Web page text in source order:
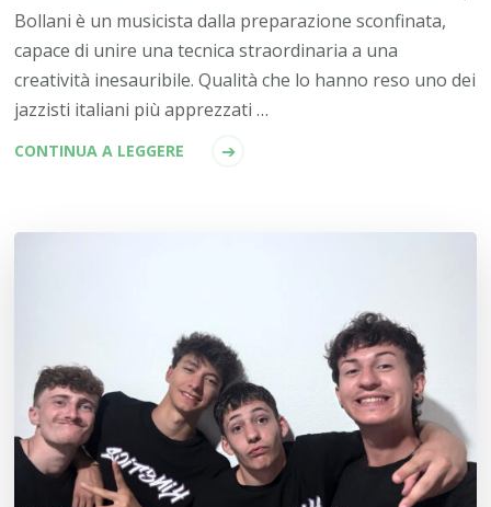
Bollani è un musicista dalla preparazione sconfinata,
capace di unire una tecnica straordinaria a una
creatività inesauribile. Qualità che lo hanno reso uno dei
jazzisti italiani più apprezzati …
CONTINUA A LEGGERE